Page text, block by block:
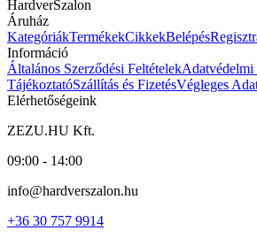
HardverSzalon
Áruház
KategóriákTermékekCikkekBelépés
Információ
Általános Szerződési FeltételekAdatvédelmi
TájékoztatóSzállítás és FizetésVégleges
Elérhetőségeink
ZEZU.HU Kft.
09:00 - 14:00
info@hardverszalon.hu
+36 30 757 9914